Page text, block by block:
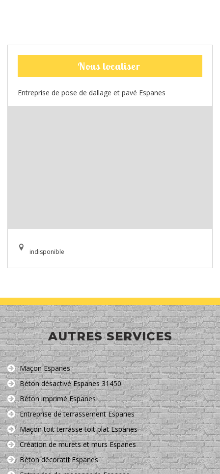
Nous localiser
Entreprise de pose de dallage et pavé Espanes
indisponible
AUTRES SERVICES
Maçon Espanes
Béton désactivé Espanes 31450
Béton imprimé Espanes
Entreprise de terrassement Espanes
Maçon toit terrasse toit plat Espanes
Création de murets et murs Espanes
Béton décoratif Espanes